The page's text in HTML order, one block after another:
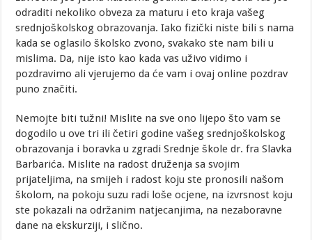
odraditi nekoliko obveza za maturu i eto kraja vašeg
srednjoškolskog obrazovanja. Iako fizički niste bili s nama
kada se oglasilo školsko zvono, svakako ste nam bili u
mislima. Da, nije isto kao kada vas uživo vidimo i
pozdravimo ali vjerujemo da će vam i ovaj online pozdrav
puno značiti.
Nemojte biti tužni! Mislite na sve ono lijepo što vam se
dogodilo u ove tri ili četiri godine vašeg srednjoškolskog
obrazovanja i boravka u zgradi Srednje škole dr. fra Slavka
Barbarića. Mislite na radost druženja sa svojim
prijateljima, na smijeh i radost koju ste pronosili našom
školom, na pokoju suzu radi loše ocjene, na izvrsnost koju
ste pokazali na održanim natjecanjima, na nezaboravne
dane na ekskurziji, i slično.